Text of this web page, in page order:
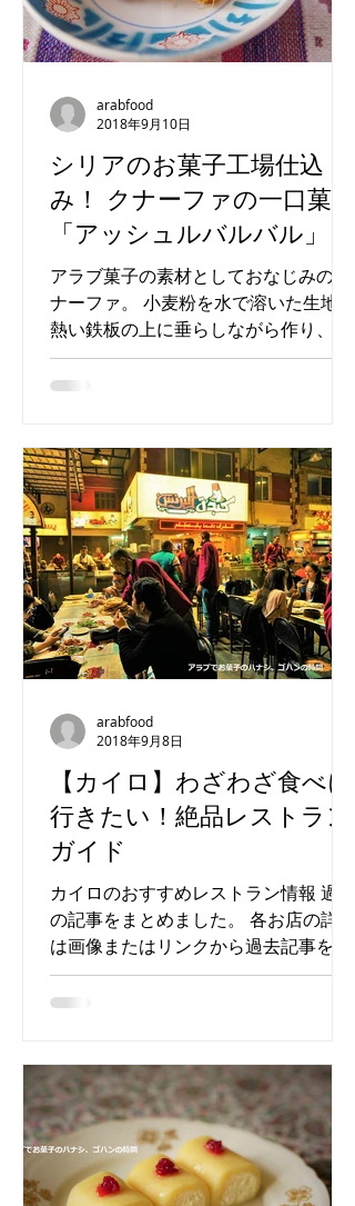
シリアのお菓子工場仕込
み！ クナーファの一口菓子
「アッシュルバルバル」
アラブ菓子の素材としておなじみのク
ナーファ。 小麦粉を水で溶いた生地を
熱い鉄板の上に垂らしながら作り、で
きたてはふわふわ柔らかく、滑らかな
髪の毛のよう。 この生地にナッツやク
arabfood
2018年9月10日
【カイロ】わざわざ食べに
行きたい！絶品レストラン
ガイド
カイロのおすすめレストラン情報 過去
の記事をまとめました。 各お店の詳細
は画像またはリンクから過去記事をご
覧ください！ カイロにはまだまだオス
スメのお店がたくさんあります。随時
arabfood
2018年9月8日